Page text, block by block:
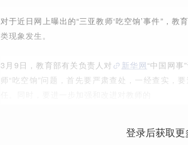
对于近日网上曝出的“三亚教师‘吃空饷’事件”，
类现象发生。
3月9日，教育部有关负责人对 新华网“中国网
师“吃空饷”问题，首先要严肃查处，一经查实，
登录后获取更